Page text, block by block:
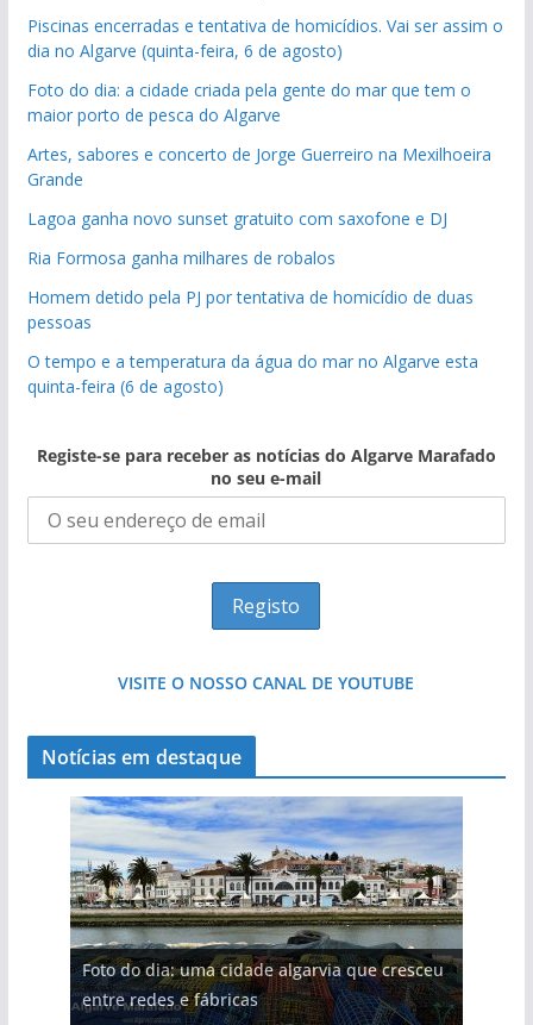
Piscinas encerradas e tentativa de homicídios. Vai ser assim o
dia no Algarve (quinta-feira, 6 de agosto)
Foto do dia: a cidade criada pela gente do mar que tem o
maior porto de pesca do Algarve
Artes, sabores e concerto de Jorge Guerreiro na Mexilhoeira
Grande
Lagoa ganha novo sunset gratuito com saxofone e DJ
Ria Formosa ganha milhares de robalos
Homem detido pela PJ por tentativa de homicídio de duas
pessoas
O tempo e a temperatura da água do mar no Algarve esta
quinta-feira (6 de agosto)
Registe-se para receber as notícias do Algarve Marafado
no seu e-mail
VISITE O NOSSO CANAL DE YOUTUBE
Notícias em destaque
Foto do dia: uma cidade algarvia que cresceu
entre redes e fábricas